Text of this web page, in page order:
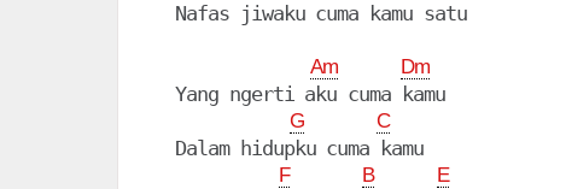
  Nafas jiwaku cuma kamu satu
Am Dm
  Yang ngerti aku cuma kamu
G C
  Dalam hidupku cuma kamu
F B E